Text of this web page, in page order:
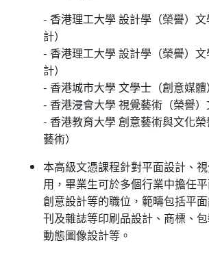
- 香港理工大學 設計學（榮譽）
計）
- 香港理工大學 設計學（榮譽）
計）
- 香港城市大學 文學士（創意媒體）
- 香港浸會大學 視覺藝術（榮譽
- 香港教育大學 創意藝術與文化
藝術）
本高級文憑課程針對平面設計、
用，畢業生可於多個行業中擔任
創意設計等的職位，範疇包括平
刊及雜誌等印刷品設計、商標、
動態圖像設計等。